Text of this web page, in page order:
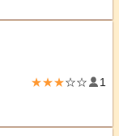
★★★☆☆ 1